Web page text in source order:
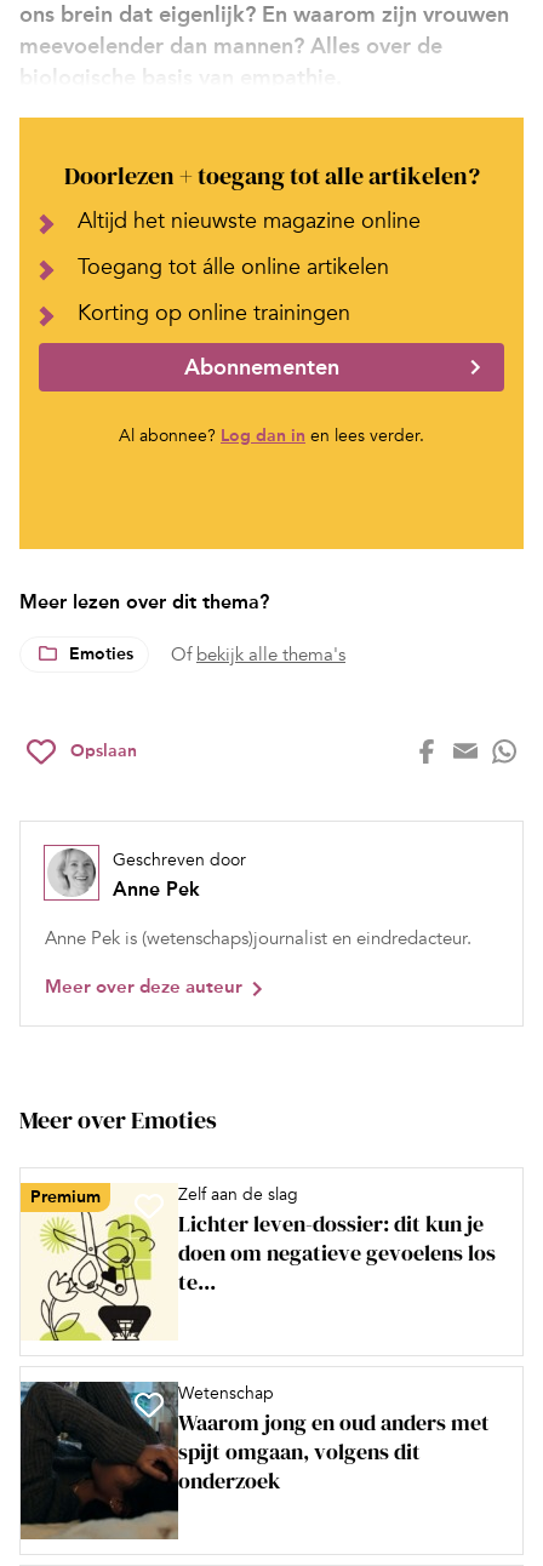
ons brein dat eigenlijk? En waarom zijn vrouwen
meevoelender dan mannen? Alles over de
biologische basis van empathie.
Doorlezen + toegang tot alle artikelen?
Altijd het nieuwste magazine online
Toegang tot álle online artikelen
Korting op online trainingen
Abonnementen
Al abonnee? Log dan in en lees verder.
Meer lezen over dit thema?
Emoties Of bekijk alle thema's
Opslaan
Geschreven door
Anne Pek
Anne Pek is (wetenschaps)journalist en eindredacteur.
Meer over deze auteur
Meer over Emoties
Premium Zelf aan de slag
Lichter leven-dossier: dit kun je
doen om negatieve gevoelens los
te...
Wetenschap
Waarom jong en oud anders met
spijt omgaan, volgens dit
onderzoek